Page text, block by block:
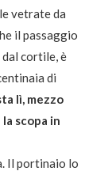
vetrate da
il passaggio
dal cortile, è
di
lì, mezzo
scopa in
Il portinaio lo